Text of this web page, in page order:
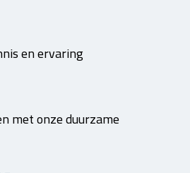
en ervaring
met onze duurzame